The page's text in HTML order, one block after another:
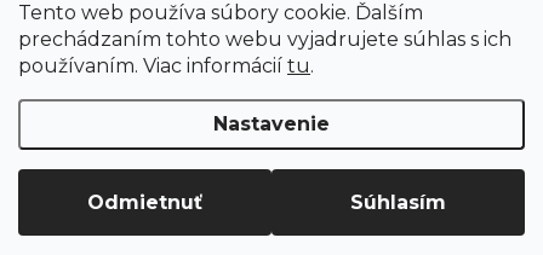
Tento web používa súbory cookie. Ďalším
prechádzaním tohto webu vyjadrujete súhlas s ich
používaním. Viac informácií tu.
Nastavenie
Odmietnuť Súhlasím
Vytvoril Shoptet
Copyright 2026 . Všetky práva vyhradené.